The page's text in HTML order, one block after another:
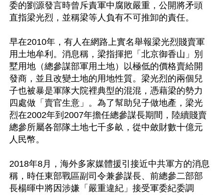
委的劉源發言時曾斥責軍中腐敗嚴重，公開將矛頭
直指梁光烈，並稱梁等人負有不可推卸的責任。
早在2010年，有人在網路上實名舉報梁光烈賤賣軍
用土地牟利。消息稱，梁指揮把「北京御香山」別
墅用地（總參謀部軍用土地）以極低的價格賣給開
發商，並且改變土地的用地性質。梁光烈的兩個兒
子也被暴是軍隊大院裡典型的混混，憑藉梁的勢力
四處做「賣官生意」。為了幫助兒子做地產，梁光
烈在2002年到2007年擔任總參謀長期間，陸續賤賣
總參所屬各部隊土地七千多畝，從中斂財數十億元
人民幣。
2018年8月，海外多家媒體援引接近中共軍方的消息
稱，時任東部戰區副司令兼參謀長、前總參二部部
長楊暉中將因涉嫌「嚴重違紀」接受軍委紀委調